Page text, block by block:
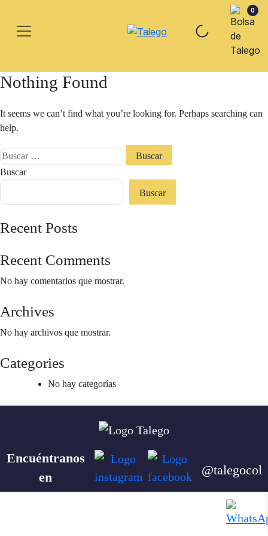
0
Nothing Found
It seems we can’t find what you’re looking for. Perhaps searching can
help.
Buscar:
Buscar
Buscar
Recent Posts
Recent Comments
No hay comentarios que mostrar.
Archives
No hay archivos que mostrar.
Categories
No hay categorías
Encuéntranos
en
@talegocol